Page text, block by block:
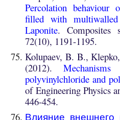
Percolation behaviour
filled with multiwalled
Laponite. Composites
72(10), 1191-1195.
Kolupaev, B. B.,
(2012).
polyvinylchloride and
of Engineering Physics
446-454.
Влияние внешнего